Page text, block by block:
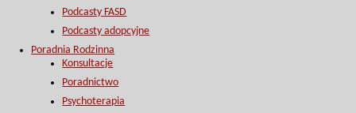
Podcasty FASD
Podcasty adopcyjne
Poradnia Rodzinna
Konsultacje
Poradnictwo
Psychoterapia